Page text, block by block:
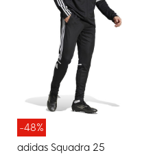
-48%
adidas Squadra 25